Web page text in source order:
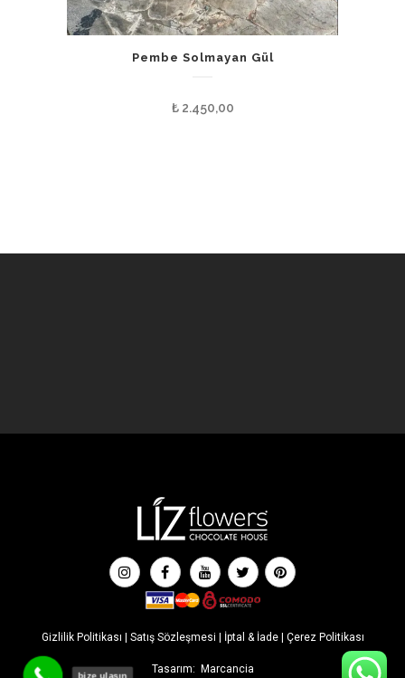
Pembe Solmayan Gül
₺2.450,00
Gizlilik Politikası | Satış Sözleşmesi | İptal & İade| Çerez Politikası
Tasarım: Marcancia
bize ulaşın